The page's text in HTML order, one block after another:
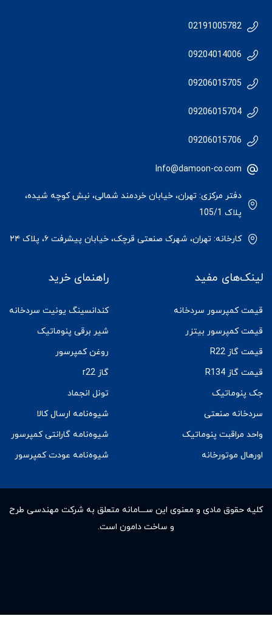
02191005782
09204014006
09206015705
09206015704
09206015706
Info@damoon-co.com
دفتر مرکزی: تهران، خیابان خردمند شمالی، نبش کوچه شیده،
پلاک 105/1
کارخانه: تهران، شهرک صنعتی قرچک، خیابان پیشرفت ۶، پلاک ۲۴
لینک‌های مفید
قیمت کمپرسور سردخانه
قیمت کمپرسور بیتزر
قیمت گاز R22
قیمت گاز R134
جک پنوماتیک
سردخانه صنعتی
واحد مراقبت پنوماتیک
اورهال موتورخانه
راهنمای خرید
کندانسینگ یونیت سردخانه
شیر برقی پنوماتیک
روغن کمپرسور
گاز r22
تونل انجماد
شیوه‌نامه ارسال کالا
شیوه‌نامه گارانتی کمپرسور
شیوه‌نامه عودت کمپرسور
کلیه حقوق مادى و معنوى این ســـامانه متعلق به شرکت مهندسی طرح
و ساخت دامون است.